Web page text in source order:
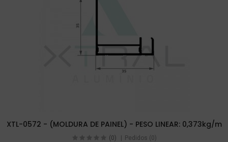
XTL-0572 - (MOLDURA DE PAINEL) - PESO LINEAR: 0,373kg/m
(0) Pedidos (0)